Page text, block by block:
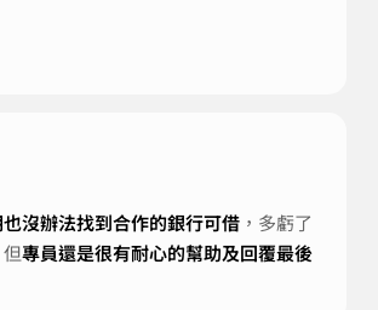
沒辦法找到合作的銀行可借 ，多虧了
專員還是很有耐心的幫助及回覆最後